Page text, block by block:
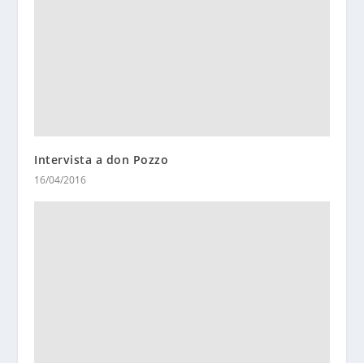
Intervista a don Pozzo
16/04/2016